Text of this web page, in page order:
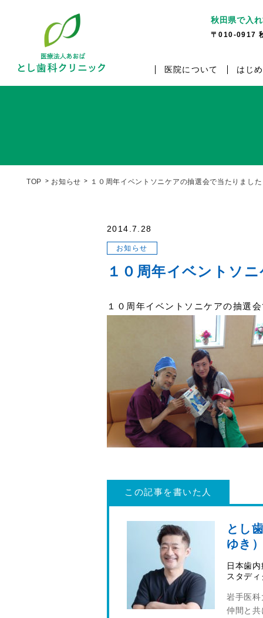
秋田県で入
〒010-0917
医院について はじ
TOP お知らせ １０周年イベントソニケアの抽選会で当たりました
お知らせ
2014.7.28
１０周年イベントソ
１０周年イベントソニケアの抽選
この記事を書いた人
とし
ゆき）
日本歯
スタデ
岩手医科
仲間と